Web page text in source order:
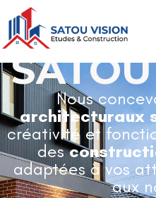
ARCHITECTURE
Nous
architecturaux
créativité et
des
adaptées à vos
aux